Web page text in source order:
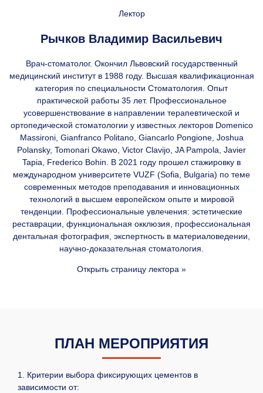
Лектор
Рычков Владимир Васильевич
Врач-стоматолог. Окончил Львовский государственный
медицинский институт в 1988 году. Высшая квалификационная
категория по специальности Стоматология. Опыт
практической работы 35 лет. Профессиональное
усовершенствование в направлении терапевтической и
ортопедической стоматологии у известных лекторов Domenico
Massironi, Gianfranco Politano, Giancarlo Pongione, Joshua
Polansky, Tomonari Okawo, Victor Clavijo, JA Pampola, Javier
Tapia, Frederico Bohin. В 2021 году прошел стажировку в
международном университете VUZF (Sofia, Bulgaria) по теме
современных методов преподавания и инновационных
технологий в высшем европейском опыте и мировой
тенденции. Профессиональные увлечения: эстетические
реставрации, функциональная окклюзия, профессиональная
дентальная фотография, экспертность в материаловедении,
научно-доказательная стоматология.
Открыть страницу лектора »
ПЛАН МЕРОПРИЯТИЯ
1. Критерии выбора фиксирующих цементов в
зависимости от: